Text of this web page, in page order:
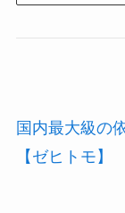
国内最大級の
【ゼヒトモ】